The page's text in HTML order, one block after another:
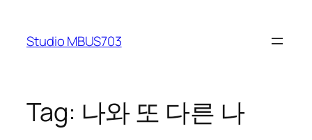
content
Studio MBUS703
Tag: 나와 또 다른 나